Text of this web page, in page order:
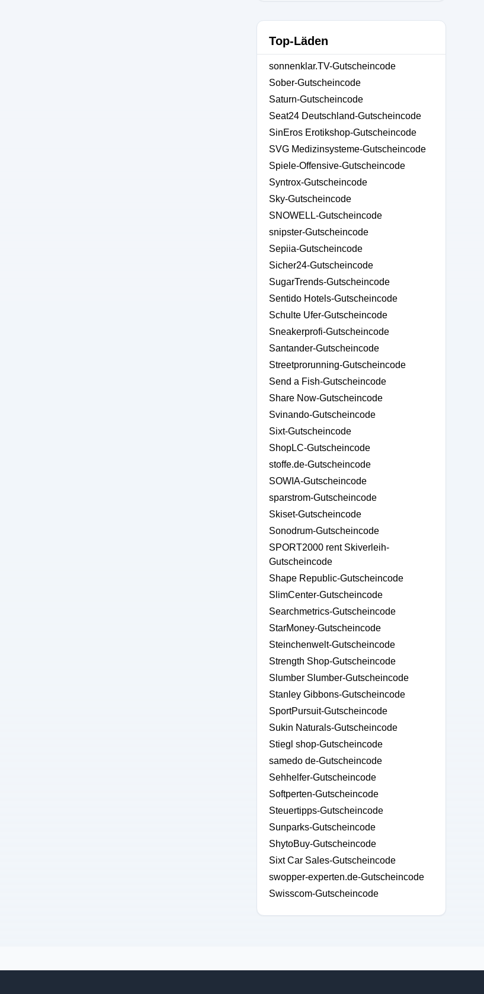
Top-Läden
sonnenklar.TV-Gutscheincode
Sober-Gutscheincode
Saturn-Gutscheincode
Seat24 Deutschland-Gutscheincode
SinEros Erotikshop-Gutscheincode
SVG Medizinsysteme-Gutscheincode
Spiele-Offensive-Gutscheincode
Syntrox-Gutscheincode
Sky-Gutscheincode
SNOWELL-Gutscheincode
snipster-Gutscheincode
Sepiia-Gutscheincode
Sicher24-Gutscheincode
SugarTrends-Gutscheincode
Sentido Hotels-Gutscheincode
Schulte Ufer-Gutscheincode
Sneakerprofi-Gutscheincode
Santander-Gutscheincode
Streetprorunning-Gutscheincode
Send a Fish-Gutscheincode
Share Now-Gutscheincode
Svinando-Gutscheincode
Sixt-Gutscheincode
ShopLC-Gutscheincode
stoffe.de-Gutscheincode
SOWIA-Gutscheincode
sparstrom-Gutscheincode
Skiset-Gutscheincode
Sonodrum-Gutscheincode
SPORT2000 rent Skiverleih-
Gutscheincode
Shape Republic-Gutscheincode
SlimCenter-Gutscheincode
Searchmetrics-Gutscheincode
StarMoney-Gutscheincode
Steinchenwelt-Gutscheincode
Strength Shop-Gutscheincode
Slumber Slumber-Gutscheincode
Stanley Gibbons-Gutscheincode
SportPursuit-Gutscheincode
Sukin Naturals-Gutscheincode
Stiegl shop-Gutscheincode
samedo de-Gutscheincode
Sehhelfer-Gutscheincode
Softperten-Gutscheincode
Steuertipps-Gutscheincode
Sunparks-Gutscheincode
ShytoBuy-Gutscheincode
Sixt Car Sales-Gutscheincode
swopper-experten.de-Gutscheincode
Swisscom-Gutscheincode